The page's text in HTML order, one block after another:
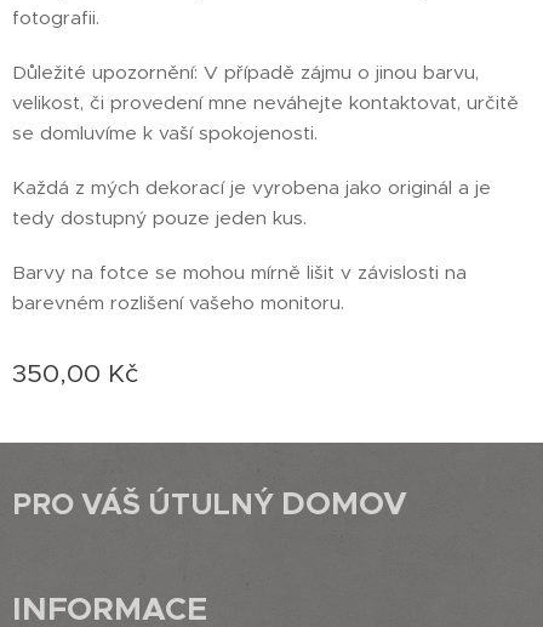
fotografii.
Důležité upozornění: V případě zájmu o jinou barvu,
velikost, či provedení mne neváhejte kontaktovat, určitě
se domluvíme k vaší spokojenosti.
Každá z mých dekorací je vyrobena jako originál a je
tedy dostupný pouze jeden kus.
Barvy na fotce se mohou mírně lišit v závislosti na
barevném rozlišení vašeho monitoru.
350,00 Kč
PRO VÁŠ ÚTULNÝ DOMOV
INFORMACE